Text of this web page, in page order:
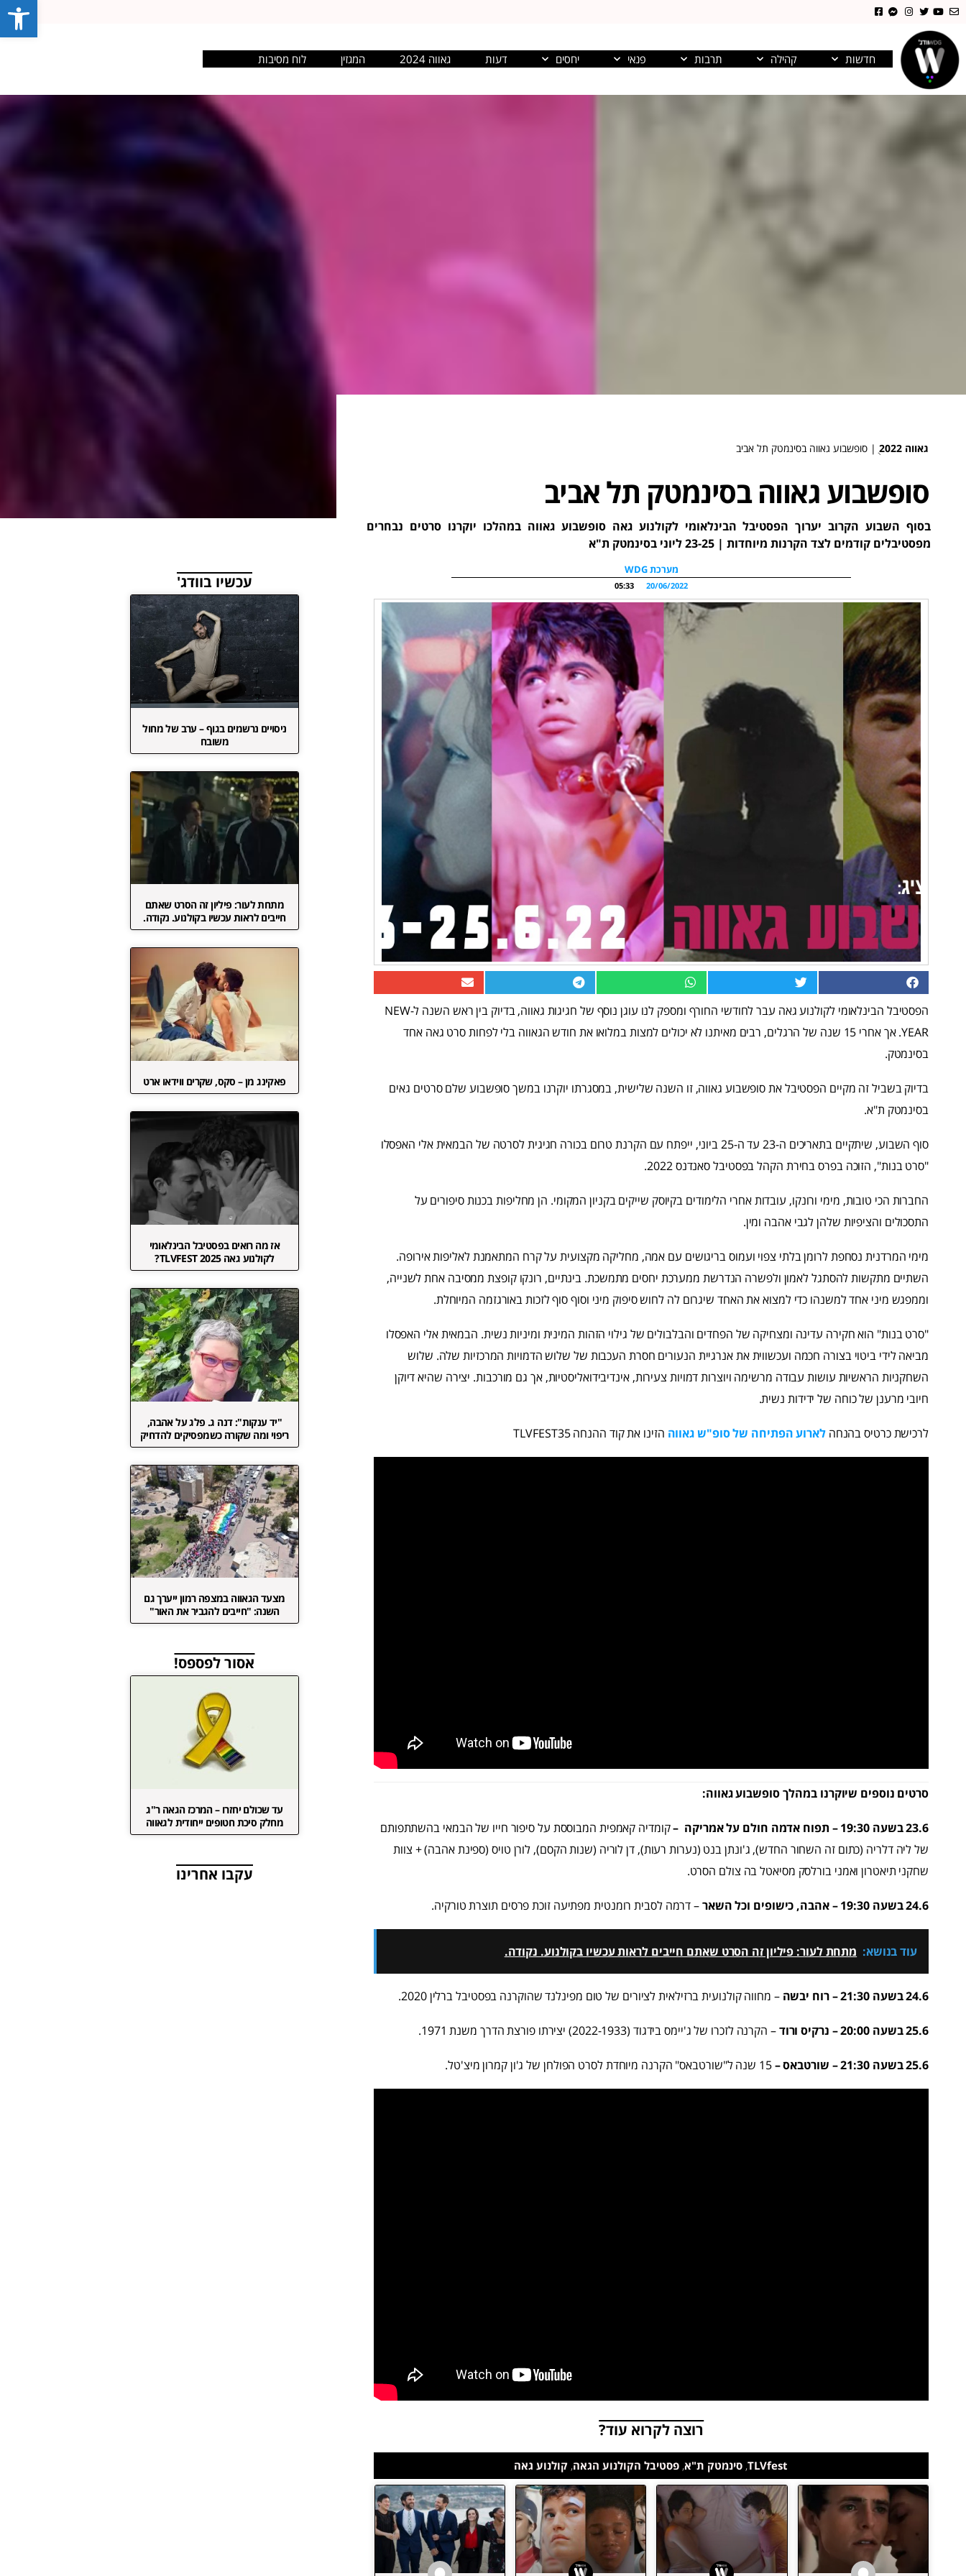
חדשות קהילה תרבות פנאי יחסים דעות גאווה 2024 המגזין לוח מסיבות
גאווה 2022 ֻ| סופשבוע גאווה בסינמטק תל אביב
סופשבוע גאווה בסינמטק תל אביב
בסוף השבוע הקרוב יערוך הפסטיבל הבינלאומי לקולנוע גאה סופשבוע גאווה במהלכו יוקרנו סרטים נבחרים
מפסטיבלים קודמים לצד הקרנות מיוחדות | 23-25 ליוני בסינמטק ת"א
מערכת WDG
20/06/2022
05:33
הפסטיבל הבינלאומי לקולנוע גאה עבר לחודשי החורף ומספק לנו עוגן נוסף של חגיגות גאווה, בדיוק בין ראש השנה ל-NEW
YEAR. אך אחרי 15 שנה של הרגלים, רבים מאיתנו לא יכולים למצות במלואו את חודש הגאווה בלי לפחות סרט גאה אחד
בסינמטק.
בדיוק בשביל זה מקיים הפסטיבל את סופשבוע גאווה, זו השנה שלישית, במסגרתו יוקרנו במשך סופשבוע שלם סרטים גאים
בסינמטק ת"א.
סוף השבוע, שיתקיים בתאריכים ה-23 עד ה-25 ביוני, ייפתח עם הקרנת טרום בכורה חגיגית לסרטה של הבמאית אלי האפסלו
"סרט בנות", הזוכה בפרס בחירת הקהל בפסטיבל סאנדנס 2022.
החברות הכי טובות, מימי ורונקו, עובדות אחרי הלימודים בקיוסק שייקים בקניון המקומי. הן מחליפות בכנות סיפורים על
התסכולים והציפיות שלהן לגבי אהבה ומין.
מימי המרדנית נסחפת לרומן בלתי צפוי ועמוס בריגושים עם אמה, מחליקה מקצועית על קרח המתאמנת לאליפות אירופה.
השתיים מתקשות להסתגל לאמון ולפשרה הנדרשת ממערכת יחסים מתמשכת. בינתיים, רונקו קופצת ממסיבה אחת לשנייה,
וממפגש מיני אחד למשנהו כדי למצוא את האחד שיגרום לה לחוש סיפוק מיני וסוף סוף לזכות באורגזמה המיוחלת.
"סרט בנות" הוא חקירה עדינה ומצחיקה של הפחדים והבלבולים של גילוי הזהות המינית ומיניות נשית. הבמאית אלי האפסלו
מביאה לידי ביטוי בצורה חכמה ועכשווית את אנרגיית הנעורים חסרת העכבות של שלוש הדמויות המרכזיות שלה. שלוש
השחקניות הראשיות עושות עבודה מרשימה ויוצרות דמויות צעירות, אינדיבידואליסטיות, אך גם מורכבות. יצירה שהיא דיוקן
חיובי מרענן של כוחה של ידידות נשית.
לרכישת כרטיס בהנחהלארוע הפתיחה של סופ"ש גאווה הזינו את קוד ההנחה TLVFEST35
סרטים נוספים שיוקרנו במהלך סופשבוע גאווה:
23.6 בשעה 19:30 – תפוח אדמה חולם על אמריקה –
קומדיה קאמפית המבוססת על סיפור חייו של הבמאי בהשתתפותם
של ליה דלריה (כתום זה השחור החדש), ג'ונתן בנט (נערות רעות), דן לוריה (שנות הקסם), לורן טויס (ספינת אהבה) + צוות
שחקני תיאטרון ואמני בורלסק מסיאטל בה צולם הסרט.
24.6 בשעה 19:30 – אהבה, כישופים וכל השאר – דרמה לסבית רומנטית מפתיעה זוכת פרסים תוצרת טורקיה.
עוד בנושא: מתחת לעור: פיליון זה הסרט שאתם חייבים לראות עכשיו בקולנוע. נקודה.
24.6 בשעה 21:30 – רוח יבשה – מחווה קולנועית ברזילאית לציורים של טום מפינלנד שהוקרנה בפסטיבל ברלין 2020.
25.6 בשעה 20:00 – נרקיס ורוד – הקרנה לזכרו של ג'יימס בידגוד (2022-1933) יצירתו פורצת הדרך משנת 1971.
25.6 בשעה 21:30 – שורטבאס – 15 שנה ל"שורטבאס" הקרנה מיוחדת לסרט הפולחן של ג'ון קמרון מיצ'טל.
רוצה לקרוא עוד?
TLVfest
,סינמטק ת"א,פסטיבל הקולנוע הגאה,קולנוע גאה
עכשיו בוודג'
ניסויים נרשמים בגוף – ערב של מחול
משובח
מתחת לעור: פיליון זה הסרט שאתם
חייבים לראות עכשיו בקולנוע. נקודה.
פאקינג מן – סקס, שקרים ווידאו ארט
אז מה רואים בפסטיבל הבינלאומי
לקולנוע גאה TLVFEST 2025?
"יד ענקות": דנה ג. פלג על אהבה,
ריפוי ומה שקורה כשמפסיקים להדחיק
מצעד הגאווה במצפה רמון ייערך גם
השנה: "חייבים להגביר את האור"
אסור לפספס!
עד שכולם יחזרו – המרכז הגאה ר"ג
מחלק סיכת חטופים ייחודית לגאווה
עקבו אחרינו